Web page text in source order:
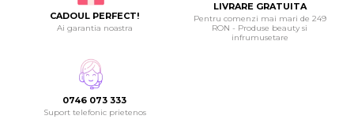
CADOUL PERFECT!
Ai garantia noastra
LIVRARE GRATUITA
Pentru comenzi mai mari de 249
RON - Produse beauty si
infrumusetare
0746 073 333
Suport telefonic prietenos